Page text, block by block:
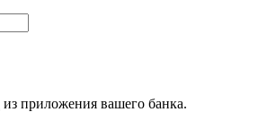
приложения вашего банка.